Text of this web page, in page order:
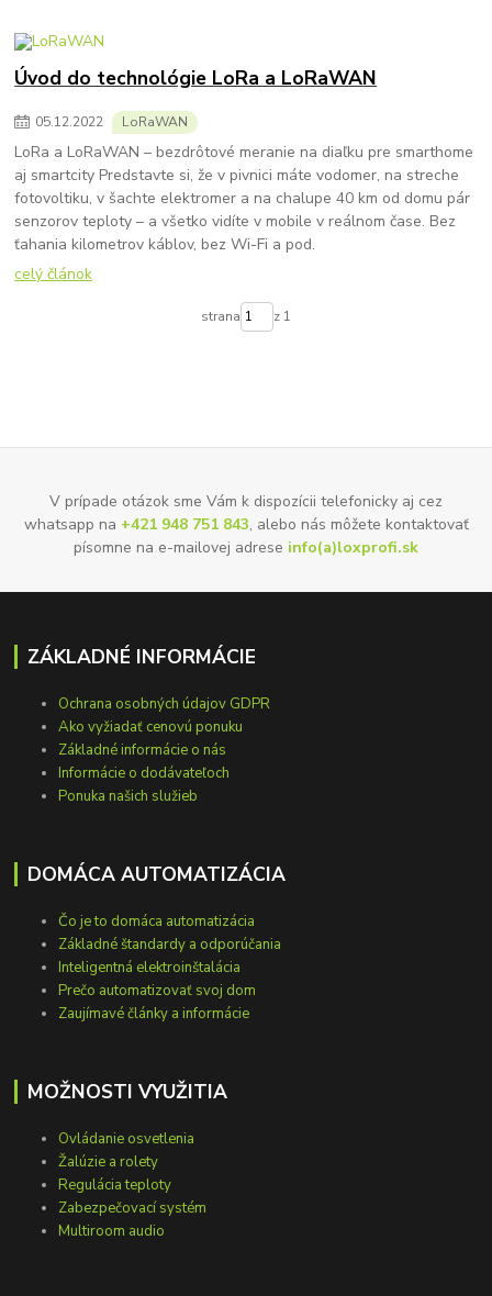
Úvod do technológie LoRa a LoRaWAN
05.12.2022 LoRaWAN
LoRa a LoRaWAN – bezdrôtové meranie na diaľku pre smarthome
aj smartcity Predstavte si, že v pivnici máte vodomer, na streche
fotovoltiku, v šachte elektromer a na chalupe 40 km od domu pár
senzorov teploty – a všetko vidíte v mobile v reálnom čase. Bez
ťahania kilometrov káblov, bez Wi-Fi a pod.
celý článok
strana z 1
V prípade otázok sme Vám k dispozícii telefonicky aj cez
whatsapp na +421 948 751 843, alebo nás môžete kontaktovať
písomne na e-mailovej adrese info(a)loxprofi.sk
ZÁKLADNÉ INFORMÁCIE
Ochrana osobných údajov GDPR
Ako vyžiadať cenovú ponuku
Základné informácie o nás
Informácie o dodávateľoch
Ponuka našich služieb
DOMÁCA AUTOMATIZÁCIA
Čo je to domáca automatizácia
Základné štandardy a odporúčania
Inteligentná elektroinštalácia
Prečo automatizovať svoj dom
Zaujímavé články a informácie
MOŽNOSTI VYUŽITIA
Ovládanie osvetlenia
Žalúzie a rolety
Regulácia teploty
Zabezpečovací systém
Multiroom audio